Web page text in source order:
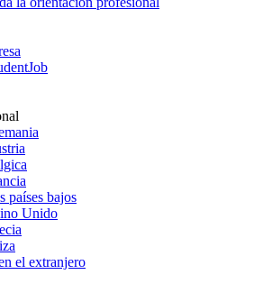
países bajos
Unido
el extranjero